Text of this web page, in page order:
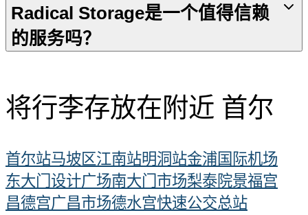
Radical Storage是一个值得信赖
的服务吗？
将行李存放在附近 首尔
首尔站马坡区江南站明洞站金浦国际机场
东大门设计广场南大门市场梨泰院景福宫
昌德宫广昌市场德水宫快速公交总站